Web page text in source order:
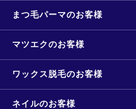
まつ毛パーマのお客様
マツエクのお客様
ワックス脱毛のお客様
ネイルのお客様